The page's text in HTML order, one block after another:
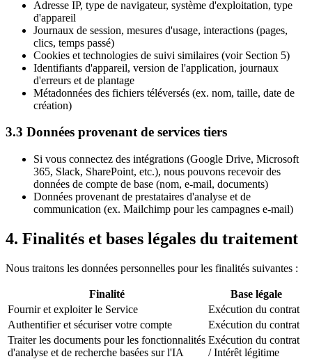
Adresse IP, type de navigateur, système d'exploitation, type
d'appareil
Journaux de session, mesures d'usage, interactions (pages,
clics, temps passé)
Cookies et technologies de suivi similaires (voir Section 5)
Identifiants d'appareil, version de l'application, journaux
d'erreurs et de plantage
Métadonnées des fichiers téléversés (ex. nom, taille, date de
création)
3.3 Données provenant de services tiers
Si vous connectez des intégrations (Google Drive, Microsoft
365, Slack, SharePoint, etc.), nous pouvons recevoir des
données de compte de base (nom, e-mail, documents)
Données provenant de prestataires d'analyse et de
communication (ex. Mailchimp pour les campagnes e-mail)
4. Finalités et bases légales du traitement
Nous traitons les données personnelles pour les finalités suivantes :
Finalité
Base légale
Fournir et exploiter le Service
Exécution du contrat
Authentifier et sécuriser votre compte
Exécution du contrat
Traiter les documents pour les fonctionnalités
d'analyse et de recherche basées sur l'IA
Exécution du contrat
/ Intérêt légitime